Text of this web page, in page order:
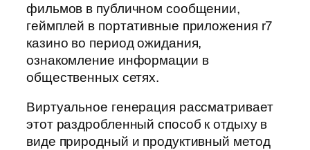
фильмов в публичном сообщении,
геймплей в портативные приложения r7
казино во период ожидания,
ознакомление информации в
общественных сетях.
Виртуальное генерация рассматривает
этот раздробленный способ к отдыху в
виде природный и продуктивный метод